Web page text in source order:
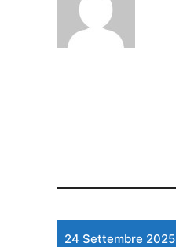
24 Settembre 2025